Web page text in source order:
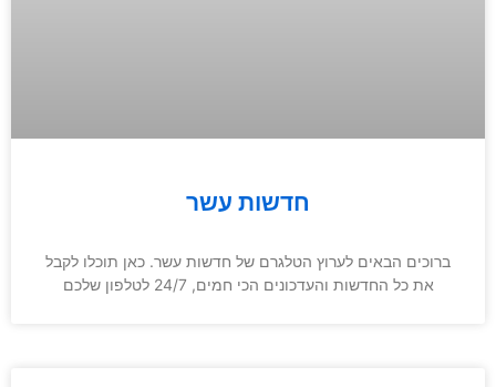
חדשות עשר
ברוכים הבאים לערוץ הטלגרם של חדשות עשר. כאן תוכלו לקבל
את כל החדשות והעדכונים הכי חמים, 24/7 לטלפון שלכם